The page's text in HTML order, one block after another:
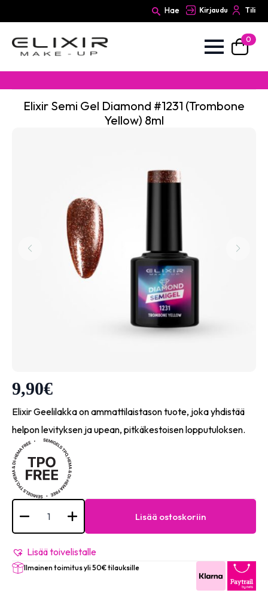
Hae Kirjaudu Tili
0
Elixir Semi Gel Diamond #1231 (Trombone
Yellow) 8ml
9,90€
Elixir Geelilakka on ammattilaistason tuote, joka yhdistää
helpon levityksen ja upean, pitkäkestoisen lopputuloksen.
Elixir
Semi
Diamond
(Trombone
Yellow)
8ml
Lisää ostoskoriin
Lisää toivelistalle
Ilmainen toimitus yli 50€ tilauksille